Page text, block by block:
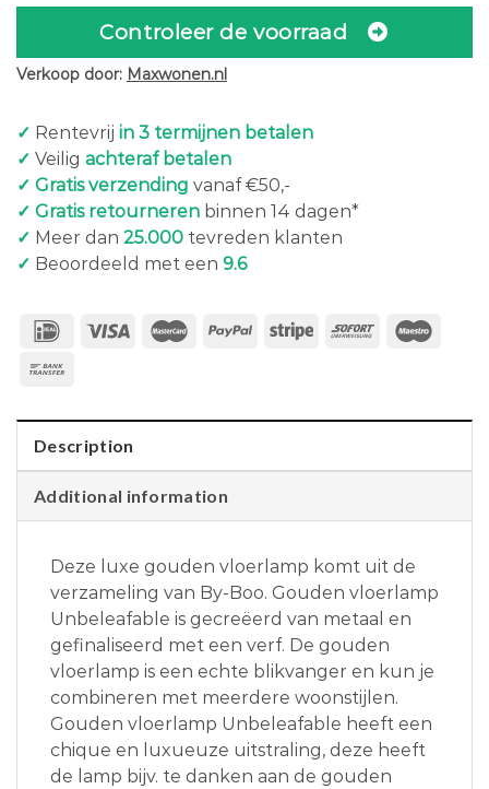
Controleer de voorraad
Verkoop door: Maxwonen.nl
✓ Rentevrij in 3 termijnen betalen
✓ Veilig achteraf betalen
✓ Gratis verzending vanaf €50,-
✓ Gratis retourneren binnen 14 dagen*
✓ Meer dan 25.000 tevreden klanten
✓ Beoordeeld met een 9.6
Description
Additional information
Deze luxe gouden vloerlamp komt uit de
verzameling van By-Boo. Gouden vloerlamp
Unbeleafable is gecreëerd van metaal en
gefinaliseerd met een verf. De gouden
vloerlamp is een echte blikvanger en kun je
combineren met meerdere woonstijlen.
Gouden vloerlamp Unbeleafable heeft een
chique en luxueuze uitstraling, deze heeft
de lamp bijv. te danken aan de gouden